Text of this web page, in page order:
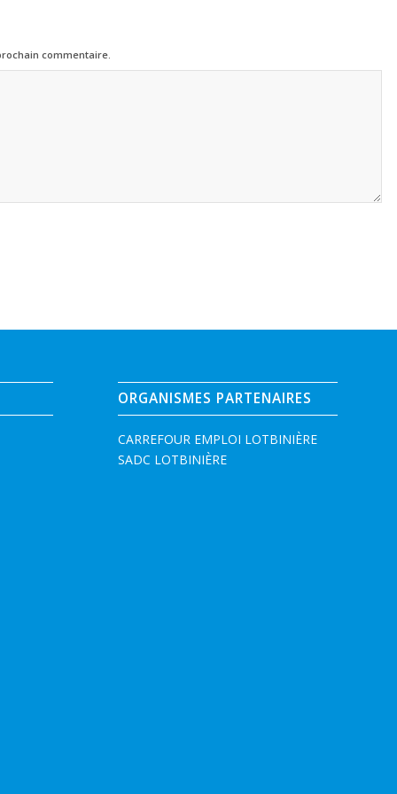
commentaire.
ORGANISMES PARTENAIRES
CARREFOUR EMPLOI LOTBINIÈRE
SADC LOTBINIÈRE